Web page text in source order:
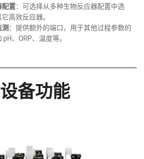
配置：可选择从多种生物反应器配置中选
高效反应器。
：提供额外的端口，用于其他过程参数的
、ORP、温度等。
设备功能